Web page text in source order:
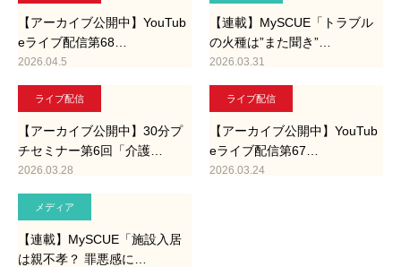
【アーカイブ公開中】YouTub
eライブ配信第68…
2026.04.5
【連載】MySCUE「トラブル
の火種は”また聞き”…
2026.03.31
ライブ配信
【アーカイブ公開中】30分プ
チセミナー第6回「介護…
2026.03.28
ライブ配信
【アーカイブ公開中】YouTub
eライブ配信第67…
2026.03.24
メディア
【連載】MySCUE「施設入居
は親不孝？ 罪悪感に…